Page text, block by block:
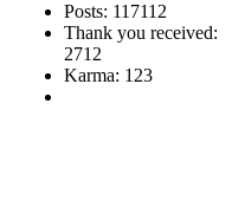
Posts: 117112
Thank you received:
2712
Karma: 123